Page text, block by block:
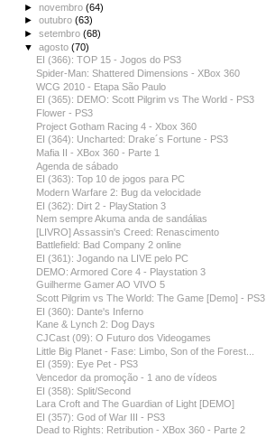
►novembro(64)
►outubro(63)
►setembro(68)
▼agosto(70)
EI (366): TOP 15 - Jogos do PS3
Spider-Man: Shattered Dimensions - XBox 360
WCG 2010 - Etapa São Paulo
EI (365): DEMO: Scott Pilgrim vs The World - PS3
Flower - PS3
Project Gotham Racing 4 - Xbox 360
EI (364): Uncharted: Drake´s Fortune - PS3
Mafia II - XBox 360 - Parte 1
Agenda de sábado
EI (363): Top 10 de jogos para PC
Modern Warfare 2: Bug da velocidade
EI (362): Dirt 2 - PlayStation 3
Nem sempre Akuma anda de sandálias
[LIVRO] Assassin's Creed: Renascimento
Battlefield: Bad Company 2 online
EI (361): Jogando na LIVE pelo PC
DEMO: Armored Core 4 - Playstation 3
Guilherme Gamer AO VIVO 5
Scott Pilgrim vs The World: The Game [Demo] - PS3
EI (360): Dante's Inferno
Kane & Lynch 2: Dog Days
CJCast (09): O Futuro dos Videogames
Little Big Planet - Fase: Limbo, Son of the Forest...
EI (359): Eye Pet - PS3
Vencedor da promoção - 1 ano de vídeos
EI (358): Split/Second
Lara Croft and The Guardian of Light [DEMO]
EI (357): God of War III - PS3
Dead to Rights: Retribution - XBox 360 - Parte 2